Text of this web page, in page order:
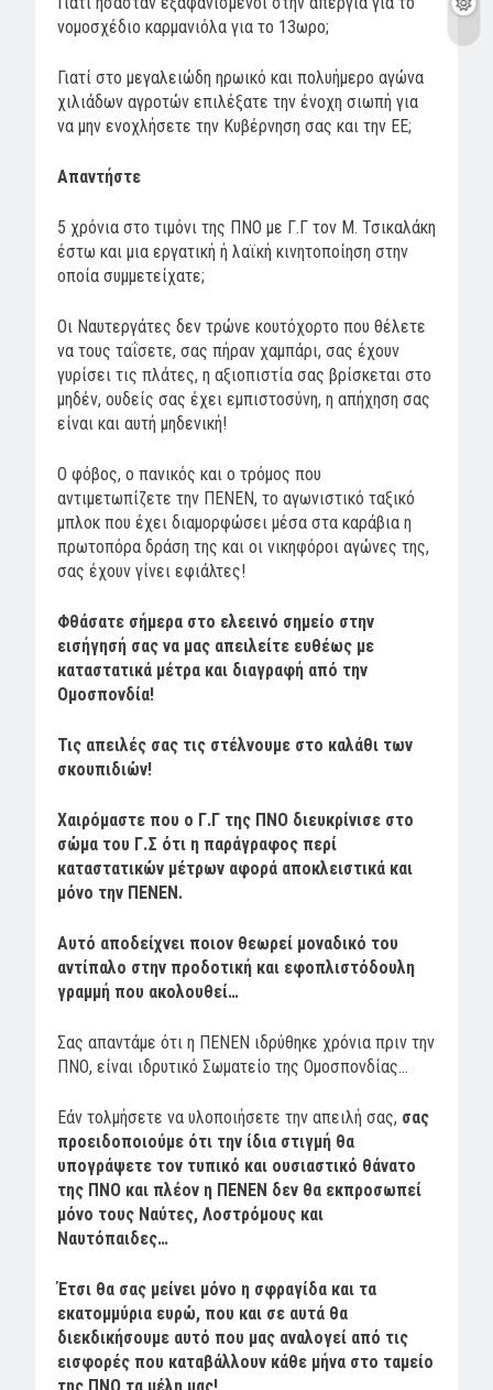
νομοσχέδιο καρμανιόλα για το 13ωρο;
Γιατί στο μεγαλειώδη ηρωικό και πολυήμερο αγώνα
χιλιάδων αγροτών επιλέξατε την ένοχη σιωπή για
να μην ενοχλήσετε την Κυβέρνηση σας και την ΕΕ;
Απαντήστε
5 χρόνια στο τιμόνι της ΠΝΟ με Γ.Γ τον Μ. Τσικαλάκη
έστω και μια εργατική ή λαϊκή κινητοποίηση στην
οποία συμμετείχατε;
Οι Ναυτεργάτες δεν τρώνε κουτόχορτο που θέλετε
να τους ταΐσετε, σας πήραν χαμπάρι, σας έχουν
γυρίσει τις πλάτες, η αξιοπιστία σας βρίσκεται στο
μηδέν, ουδείς σας έχει εμπιστοσύνη, η απήχηση σας
είναι και αυτή μηδενική!
Ο φόβος, ο πανικός και ο τρόμος που
αντιμετωπίζετε την ΠΕΝΕΝ, το αγωνιστικό ταξικό
μπλοκ που έχει διαμορφώσει μέσα στα καράβια η
πρωτοπόρα δράση της και οι νικηφόροι αγώνες της,
σας έχουν γίνει εφιάλτες!
Φθάσατε σήμερα στο ελεεινό σημείο στην
εισήγησή σας να μας απειλείτε ευθέως με
καταστατικά μέτρα και διαγραφή από την
Ομοσπονδία!
Τις απειλές σας τις στέλνουμε στο καλάθι των
σκουπιδιών!
Χαιρόμαστε που ο Γ.Γ της ΠΝΟ διευκρίνισε στο
σώμα του Γ.Σ ότι η παράγραφος περί
καταστατικών μέτρων αφορά αποκλειστικά και
μόνο την ΠΕΝΕΝ.
Αυτό αποδείχνει ποιον θεωρεί μοναδικό του
αντίπαλο στην προδοτική και εφοπλιστόδουλη
γραμμή που ακολουθεί…
Σας απαντάμε ότι η ΠΕΝΕΝ ιδρύθηκε χρόνια πριν την
ΠΝΟ, είναι ιδρυτικό Σωματείο της Ομοσπονδίας…
Εάν τολμήσετε να υλοποιήσετε την απειλή σας, σας
προειδοποιούμε ότι την ίδια στιγμή θα
υπογράψετε τον τυπικό και ουσιαστικό θάνατο
της ΠΝΟ και πλέον η ΠΕΝΕΝ δεν θα εκπροσωπεί
μόνο τους Ναύτες, Λοστρόμους και
Ναυτόπαιδες…
Έτσι θα σας μείνει μόνο η σφραγίδα και τα
εκατομμύρια ευρώ, που και σε αυτά θα
διεκδικήσουμε αυτό που μας αναλογεί από τις
εισφορές που καταβάλλουν κάθε μήνα στο ταμείο